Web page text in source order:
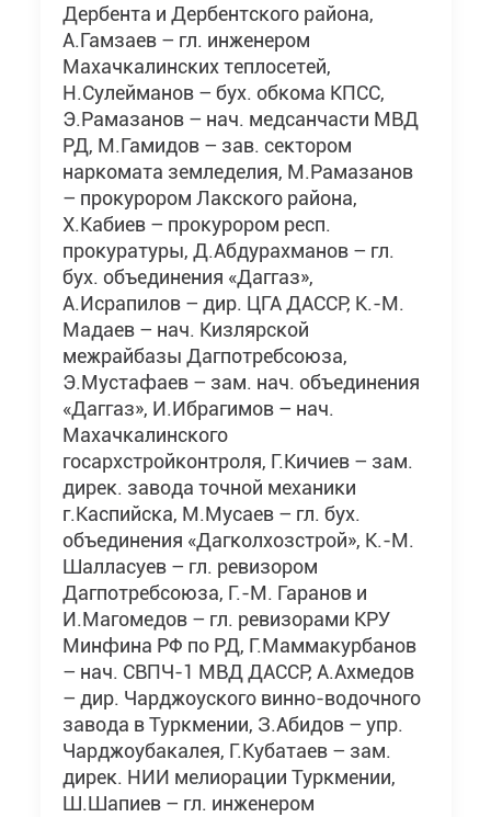
Дербента и Дербентского района,
А.Гамзаев – гл. инженером
Махачкалинских теплосетей,
Н.Сулейманов – бух. обкома КПСС,
Э.Рамазанов – нач. медсанчасти МВД
РД, М.Гамидов – зав. сектором
наркомата земледелия, М.Рамазанов
– прокурором Лакского района,
Х.Кабиев – прокурором респ.
прокуратуры, Д.Абдурахманов – гл.
бух. объединения «Даггаз»,
А.Исрапилов – дир. ЦГА ДАССР, К.-М.
Мадаев – нач. Кизлярской
межрайбазы Дагпотребсоюза,
Э.Мустафаев – зам. нач. объединения
«Даггаз», И.Ибрагимов – нач.
Махачкалинского
госархстройконтроля, Г.Кичиев – зам.
дирек. завода точной механики
г.Каспийска, М.Мусаев – гл. бух.
объединения «Дагколхозстрой», К.-М.
Шалласуев – гл. ревизором
Дагпотребсоюза, Г.-М. Гаранов и
И.Магомедов – гл. ревизорами КРУ
Минфина РФ по РД, Г.Маммакурбанов
– нач. СВПЧ-1 МВД ДАССР, А.Ахмедов
– дир. Чарджоуского винно-водочного
завода в Туркмении, З.Абидов – упр.
Чарджоубакалея, Г.Кубатаев – зам.
дирек. НИИ мелиорации Туркмении,
Ш.Шапиев – гл. инженером